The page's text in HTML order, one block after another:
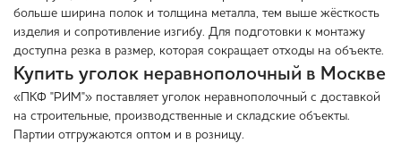
больше ширина полок и толщина металла, тем выше жёсткость
изделия и сопротивление изгибу. Для подготовки к монтажу
доступна резка в размер, которая сокращает отходы на объекте.
Купить уголок неравнополочный в Москве
«ПКФ "РИМ"» поставляет уголок неравнополочный с доставкой
на строительные, производственные и складские объекты.
Партии отгружаются оптом и в розницу.